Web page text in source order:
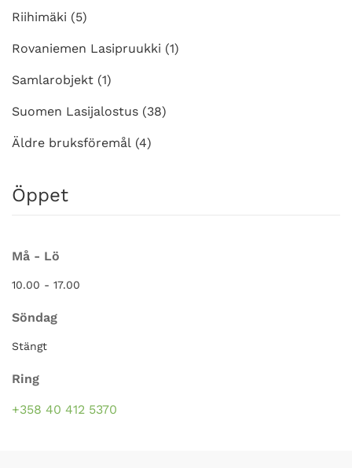
Riihimäki (5)
Rovaniemen Lasipruukki (1)
Samlarobjekt (1)
Suomen Lasijalostus (38)
Äldre bruksföremål (4)
Öppet
Må - Lö
10.00 - 17.00
Söndag
Stängt
Ring
+358 40 412 5370